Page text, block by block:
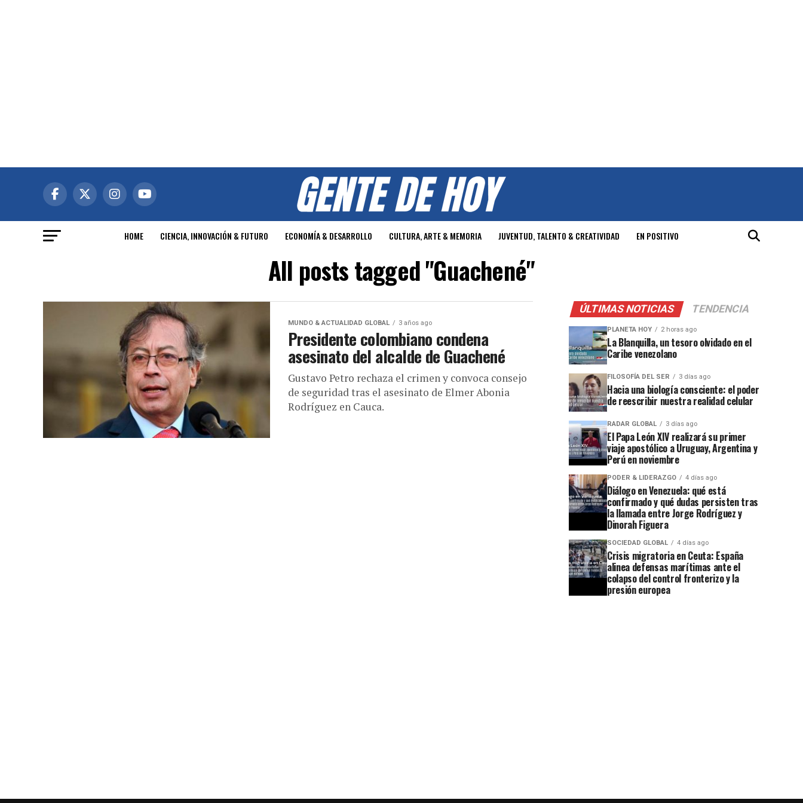
HOME CIENCIA, INNOVACIÓN & FUTURO ECONOMÍA & DESARROLLO CULTURA, ARTE & MEMORIA JUVENTUD, TALENTO & CREATIVIDAD EN POSITIVO
All posts tagged "Guachené"
MUNDO & ACTUALIDAD GLOBAL 3 años ago
Presidente colombiano condena
asesinato del alcalde de Guachené
Gustavo Petro rechaza el crimen y convoca consejo
de seguridad tras el asesinato de Elmer Abonia
Rodríguez en Cauca.
ÚLTIMAS NOTICIAS TENDENCIA
PLANETA HOY 2 horas ago
La Blanquilla, un tesoro olvidado en el
Caribe venezolano
FILOSOFÍA DEL SER 3 días ago
Hacia una biología consciente: el poder
de reescribir nuestra realidad celular
RADAR GLOBAL 3 días ago
El Papa León XIV realizará su primer
viaje apostólico a Uruguay, Argentina y
Perú en noviembre
PODER & LIDERAZGO 4 días ago
Diálogo en Venezuela: qué está
confirmado y qué dudas persisten tras
la llamada entre Jorge Rodríguez y
Dinorah Figuera
SOCIEDAD GLOBAL 4 días ago
Crisis migratoria en Ceuta: España
alinea defensas marítimas ante el
colapso del control fronterizo y la
presión europea